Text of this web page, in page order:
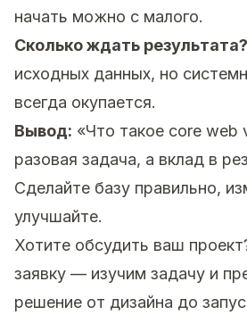
начать можно с малого.
Сколько ждать результата?
исходных данных, но
всегда окупается.
Вывод: «Что такое core
разовая задача, а вклад в
Сделайте базу правильно,
улучшайте.
Хотите обсудить ваш
заявку — изучим задачу и
решение от дизайна до